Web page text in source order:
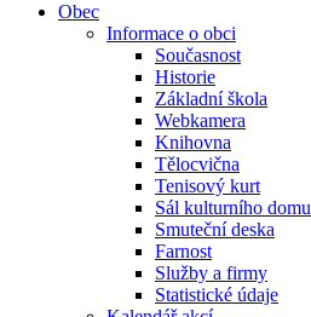
Obec
Informace o obci
Současnost
Historie
Základní škola
Webkamera
Knihovna
Tělocvična
Tenisový kurt
Sál kulturního domu
Smuteční deska
Farnost
Služby a firmy
Statistické údaje